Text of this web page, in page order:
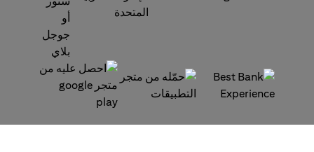
opens in a new tab
opens in a new tab